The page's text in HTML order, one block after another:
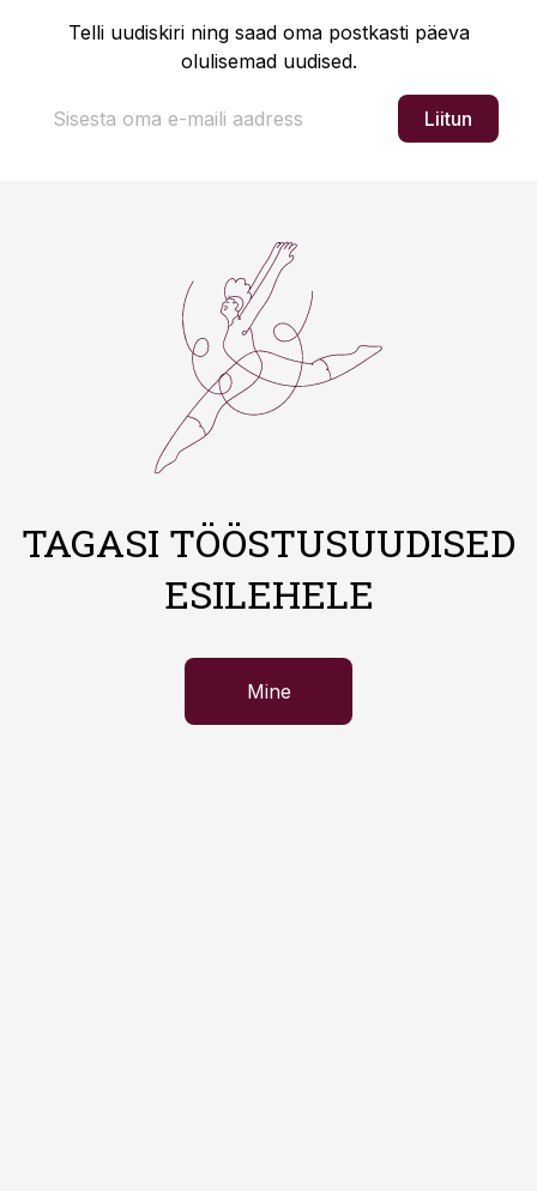
Telli uudiskiri ning saad oma postkasti päeva
olulisemad uudised.
Liitun
TAGASI TÖÖSTUSUUDISED
ESILEHELE
Mine